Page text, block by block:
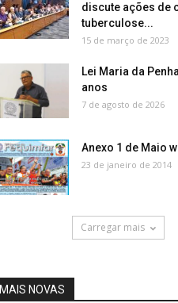
discute ações de
tuberculose...
15 de março de 2023
Lei Maria da
anos
7 de agosto de 2026
Anexo 1 de Maio
23 de janeiro de 2014
Carregar mais
MAIS NOVAS